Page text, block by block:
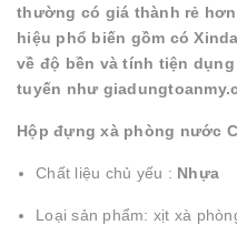
thường có giá thành rẻ
hiệu phổ biến gồm có
về độ bền và tính tiện
tuyến như
Hộp đựng xà phòng nước
Chất liệu chủ yếu : Nhựa
Loại sản phẩm: xịt xà